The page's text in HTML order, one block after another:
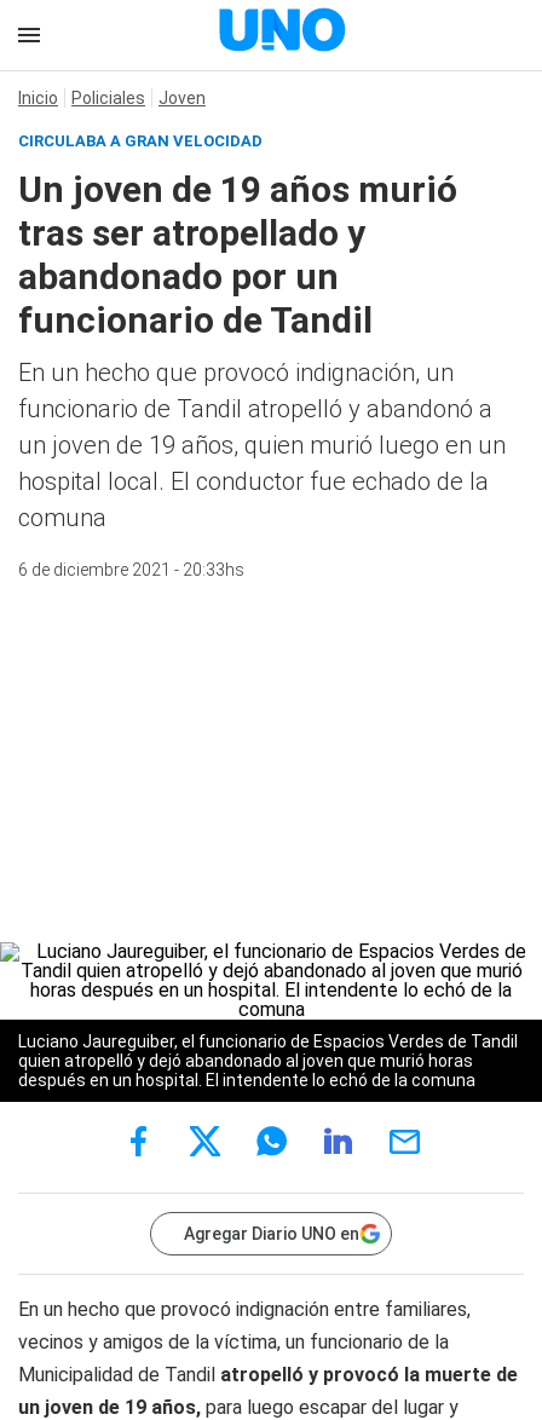
Inicio Policiales Joven
CIRCULABA A GRAN VELOCIDAD
Un joven de 19 años murió
tras ser atropellado y
abandonado por un
funcionario de Tandil
En un hecho que provocó indignación, un
funcionario de Tandil atropelló y abandonó a
un joven de 19 años, quien murió luego en un
hospital local. El conductor fue echado de la
comuna
6 de diciembre 2021 - 20:33hs
Luciano Jaureguiber, el funcionario de Espacios Verdes de Tandil
quien atropelló y dejó abandonado al joven que murió horas
después en un hospital. El intendente lo echó de la comuna
Agregar Diario UNO en
En un hecho que provocó indignación entre familiares,
vecinos y amigos de la víctima, un funcionario de la
Municipalidad de Tandil atropelló y provocó la muerte de
un joven de 19 años, para luego escapar del lugar y